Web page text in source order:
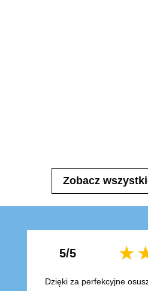
Zobacz
5/5
Dzięki za perfekcyjne